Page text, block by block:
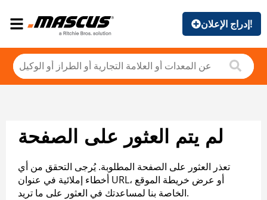
إدراج الإعلان!
لم يتم العثور على الصفحة
تعذر العثور على الصفحة المطلوبة. يُرجى التحقق من أي
أخطاء إملائية في عنوان URL، أو عرض خريطة الموقع
الخاصة بنا لمساعدتك في العثور على ما تريد.